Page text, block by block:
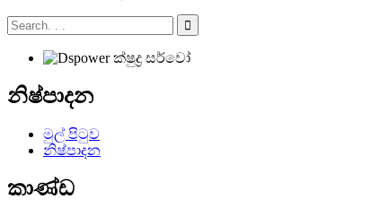
නිෂ්පාදන
මුල් පිටුව
නිෂ්පාදන
කාණ්ඩ